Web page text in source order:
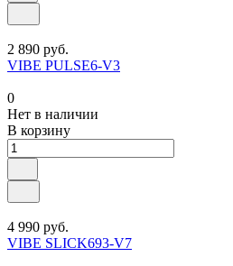
2 890 руб.
VIBE PULSE6-V3
0
Нет в наличии
В корзину
4 990 руб.
VIBE SLICK693-V7